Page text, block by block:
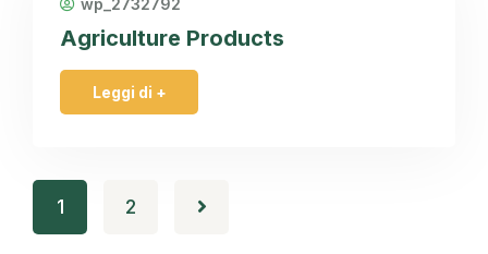
Agriculture Products
Leggi di +
1 2